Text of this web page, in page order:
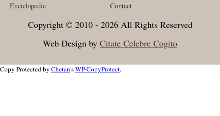
Enciclopedie
Contact
Copyright © 2010 - 2026 All Rights Reserved
Web Design by Citate Celebre Cogito
Copy Protected by Chetan'sWP-CopyProtect.